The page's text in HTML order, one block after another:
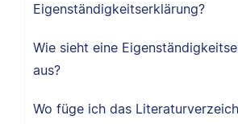
Eigenständigkeitserklärung?
Wie sieht eine
aus?
Wo füge ich das